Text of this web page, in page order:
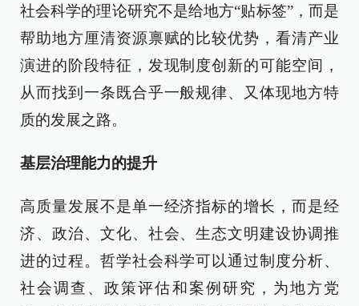
社会科学的理论研究不是给地方“贴标签”，而是
帮助地方厘清资源禀赋的比较优势，看清产业
演进的阶段特征，发现制度创新的可能空间，
从而找到一条既合乎一般规律、又体现地方特
质的发展之路。
基层治理能力的提升
高质量发展不是单一经济指标的增长，而是经
济、政治、文化、社会、生态文明建设协调推
进的过程。哲学社会科学可以通过制度分析、
社会调查、政策评估和案例研究，为地方党